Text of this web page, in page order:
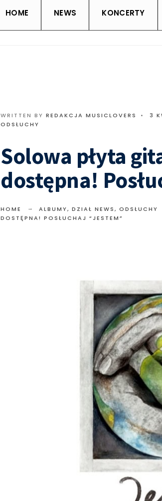
HOME NEWS KONCERTY
WRITTEN BY REDAKCJA MUSICLOVERS • 3
ODSŁUCHY
Solowa płyta
dostępna!
HOME ALBUMY, DZIAŁ NEWS, ODSŁUCHY
DOSTĘPNA! POSŁUCHAJ “JESTEM”